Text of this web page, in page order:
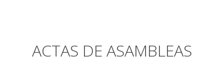
ACTAS DE ASAMBLEAS